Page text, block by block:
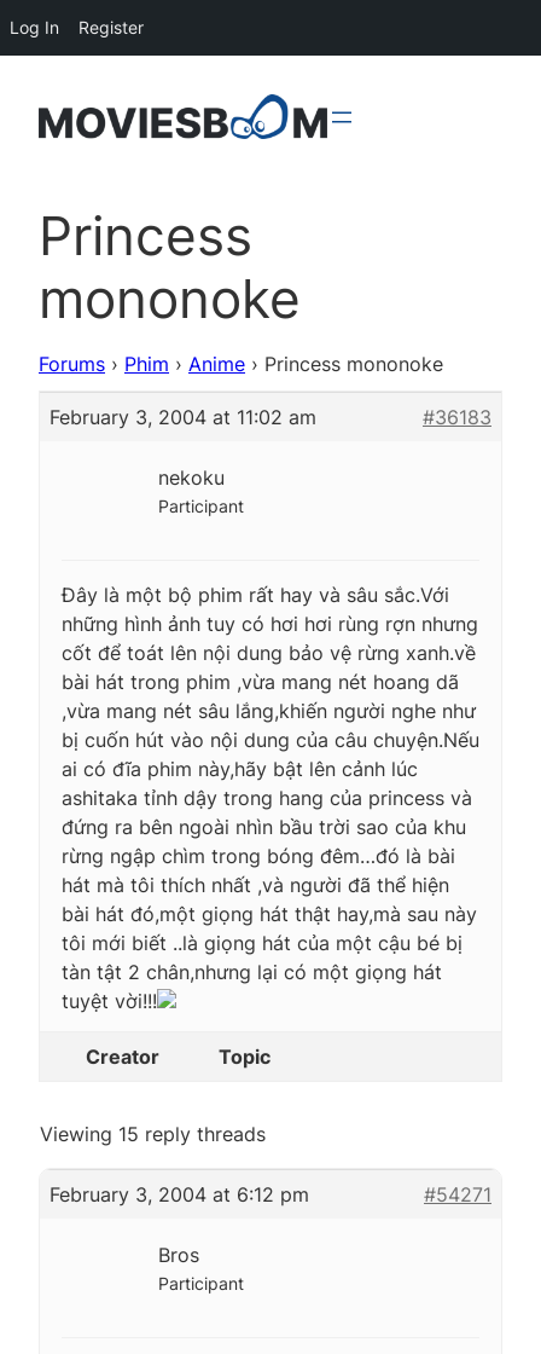
Princess
mononoke
Forums › Phim › Anime › Princess mononoke
February 3, 2004 at 11:02 am #36183
nekoku
Participant
Đây là một bộ phim rất hay và sâu sắc.Với
những hình ảnh tuy có hơi hơi rùng rợn nhưng
cốt để toát lên nội dung bảo vệ rừng xanh.về
bài hát trong phim ,vừa mang nét hoang dã
,vừa mang nét sâu lắng,khiến người nghe như
bị cuốn hút vào nội dung của câu chuyện.Nếu
ai có đĩa phim này,hãy bật lên cảnh lúc
ashitaka tỉnh dậy trong hang của princess và
đứng ra bên ngoài nhìn bầu trời sao của khu
rừng ngập chìm trong bóng đêm…đó là bài
hát mà tôi thích nhất ,và người đã thể hiện
bài hát đó,một giọng hát thật hay,mà sau này
tôi mới biết ..là giọng hát của một cậu bé bị
tàn tật 2 chân,nhưng lại có một giọng hát
tuyệt vời!!!
Creator Topic
Viewing 15 reply threads
February 3, 2004 at 6:12 pm #54271
Bros
Participant
Log In Register